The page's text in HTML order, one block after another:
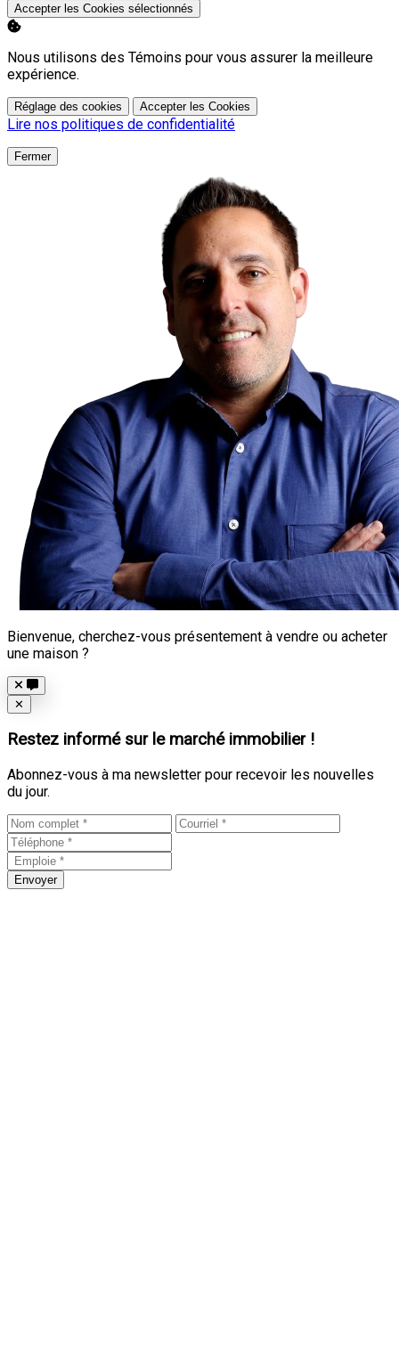
Accepter les Cookies sélectionnés
Nous utilisons des Témoins pour vous assurer la meilleure
expérience.
Réglage des cookies Accepter les Cookies
Lire nos politiques de confidentialité
Fermer
Bienvenue, cherchez-vous présentement à vendre ou acheter
une maison ?
Close
✕
Restez informé sur le marché immobilier !
Abonnez-vous à ma newsletter pour recevoir les nouvelles
du jour.
Envoyer